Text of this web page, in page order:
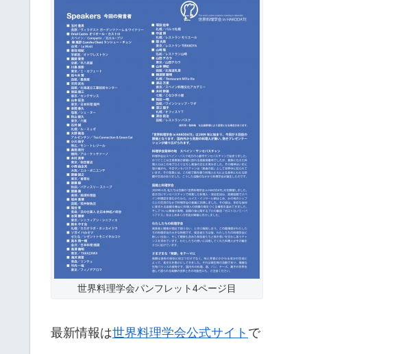
世界料理学会パンフレット4ページ目
最新情報は世界料理学会公式サイト で